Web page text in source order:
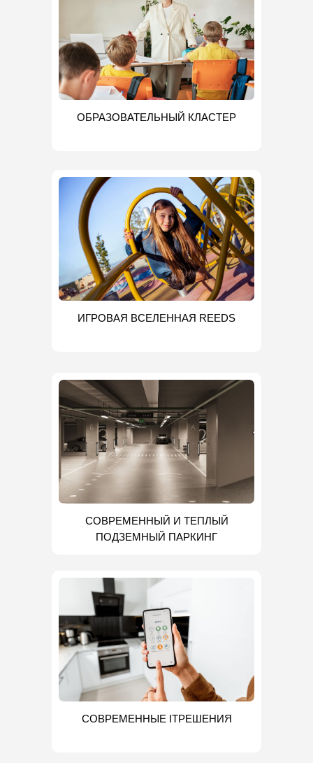
ОБРАЗОВАТЕЛЬНЫЙ КЛАСТЕР
ИГРОВАЯ ВСЕЛЕННАЯ REEDS
СОВРЕМЕННЫЙ И ТЕПЛЫЙ
ПОДЗЕМНЫЙ ПАРКИНГ
СОВРЕМЕННЫЕ ITРЕШЕНИЯ